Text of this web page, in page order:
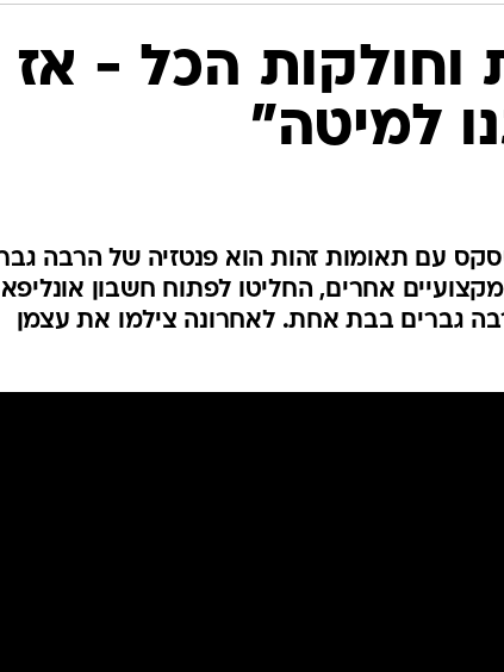
וחולקות הכל - אז
למיטה"
עם תאומות זהות הוא פנטזיה של הרבה
אחרים, החליטו לפתוח חשבון
גברים בבת אחת. לאחרונה צילמו את עצמן